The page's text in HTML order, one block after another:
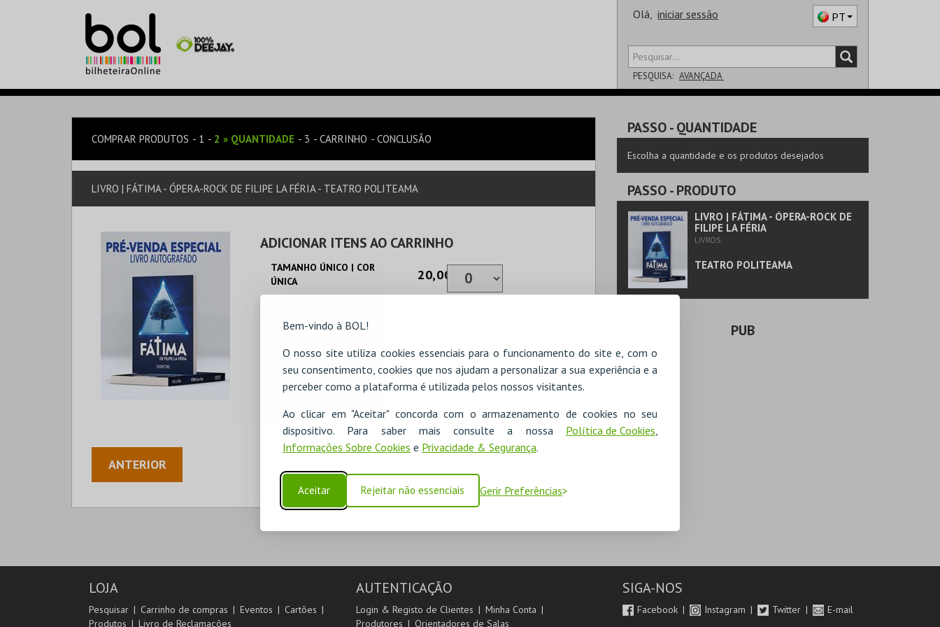
Bem-vindo à BOL!
O nosso site utiliza cookies essenciais para o funcionamento do site e, com o
seu consentimento, cookies que nos ajudam a personalizar a sua experiência e a
perceber como a plataforma é utilizada pelos nossos visitantes.
Ao clicar em "Aceitar" concorda com o armazenamento de cookies no seu
dispositivo. Para saber mais consulte a nossa Política de Cookies
Informações Sobre Cookies e Privacidade & Segurança.
Aceitar Rejeitar não essenciais Gerir Preferências
Olá, iniciar sessão PT
PESQUISA: AVANÇADA
COMPRAR PRODUTOS 1 2 » QUANTIDADE 3 CARRINHO CONCLUSÃO
LIVRO | FÁTIMA - ÓPERA-ROCK DE FILIPE LA FÉRIA - TEATRO POLITEAMA
ADICIONAR ITENS AO CARRINHO
TAMANHO ÚNICO | COR
ÚNICA
20,00€
ENTREGA
ADICIONAR
ANTERIOR
PASSO- QUANTIDADE
Escolha a quantidade e os produtos desejados
PASSO- PRODUTO
LIVRO | FÁTIMA - ÓPERA-ROCK DE
FILIPE LA FÉRIA
LIVROS
TEATRO POLITEAMA
PUB
LOJA
Pesquisar Carrinho de compras Eventos
Cartões
Produtos
Livro de Reclamações
AUTENTICAÇÃO
Login & Registo de Clientes
Minha Conta
Produtores
Orientadores de Salas
SIGA-NOS
Facebook Instagram Twitter E-mail